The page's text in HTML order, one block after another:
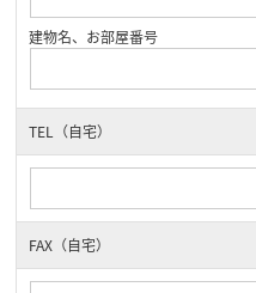
建物名、お部屋番号
TEL（自宅）
FAX（自宅）